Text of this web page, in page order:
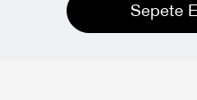
Sepete